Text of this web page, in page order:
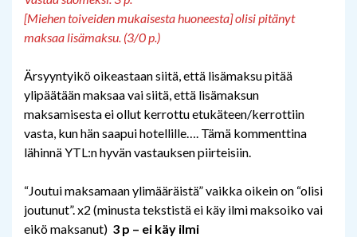
[Miehen toiveiden mukaisesta huoneesta] olisi pitänyt
maksaa lisämaksu. (3/0 p.)
Ärsyyntyikö oikeastaan siitä, että lisämaksu pitää
ylipäätään maksaa vai siitä, että lisämaksun
maksamisesta ei ollut kerrottu etukäteen/kerrottiin
vasta, kun hän saapui hotellille…. Tämä kommenttina
lähinnä YTL:n hyvän vastauksen piirteisiin.
“Joutui maksamaan ylimääräistä” vaikka oikein on “olisi
joutunut”. x2 (minusta tekstistä ei käy ilmi maksoiko vai
eikö maksanut) 3 p – ei käy ilmi